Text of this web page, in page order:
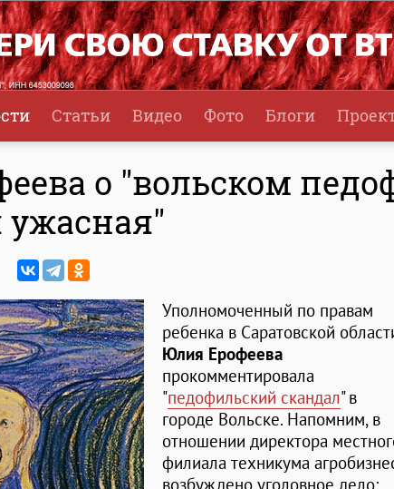
Статьи Видео Фото Блоги
о "вольском
ужасная"
Уполномоченный по правам
ребенка в Саратовской
Юлия Ерофеева
прокомментировала
"педофильский скандал" в
городе Вольске. Напомним, в
отношении директора
филиала техникума
возбуждено уголовное дело;